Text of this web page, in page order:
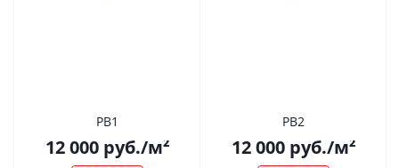
РВ1
12 000руб./м²
РВ2
12 000руб./м²